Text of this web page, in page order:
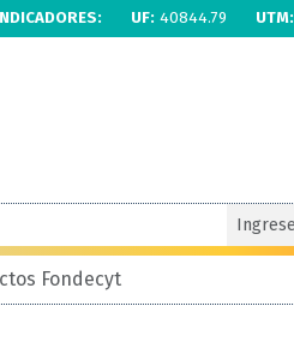
UF: 40844.79 UTM:
Fondecyt